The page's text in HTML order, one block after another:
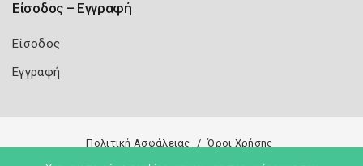
Είσοδος – Εγγραφή
Είσοδος
Εγγραφή
Πολιτική Ασφάλειας Όροι Χρήσης